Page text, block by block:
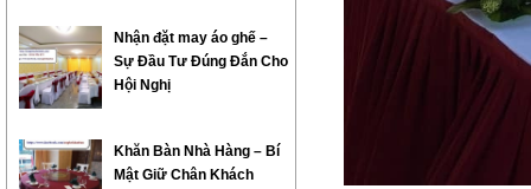
Nhận đặt may áo ghế –
Sự Đầu Tư Đúng Đắn Cho
Hội Nghị
Khăn Bàn Nhà Hàng – Bí
Mật Giữ Chân Khách